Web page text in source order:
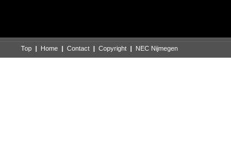
Top | Home | Contact | Copyright | NEC Nijmegen